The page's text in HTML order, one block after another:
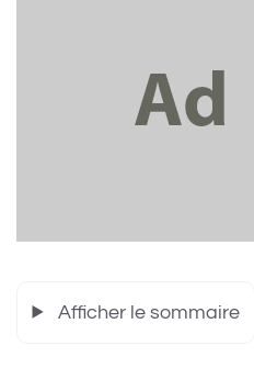
Afficher le sommaire